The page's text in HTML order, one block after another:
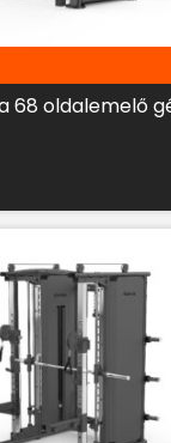
68 oldalemelő